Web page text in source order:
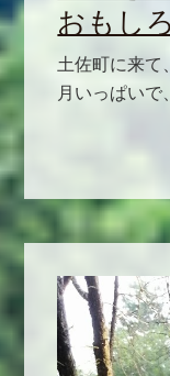
おもし
土佐町に来
月いっぱいで